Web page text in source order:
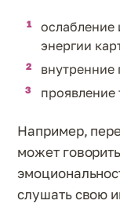
ослабление
энергии
проявление
Например,
может
слушать свою